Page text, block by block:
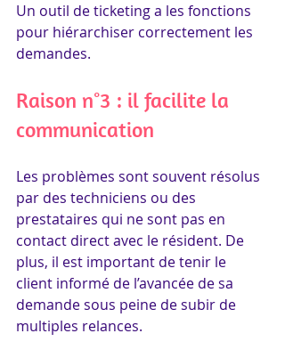
Un outil de ticketing a les fonctions
pour hiérarchiser correctement les
demandes.
Raison n°3 : il facilite la
communication
Les problèmes sont souvent résolus
par des techniciens ou des
prestataires qui ne sont pas en
contact direct avec le résident. De
plus, il est important de tenir le
client informé de l’avancée de sa
demande sous peine de subir de
multiples relances.